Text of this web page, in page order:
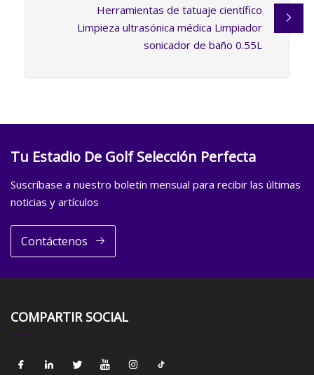
Herramientas de tatuaje científico
Limpieza ultrasónica médica Limpiador
sonicador de baño 0.55L
Tu Estadio De Golf Selección Perfecta
Suscríbase a nuestro boletín mensual para recibir las últimas
noticias y artículos
Contáctenos
COMPARTIR SOCIAL